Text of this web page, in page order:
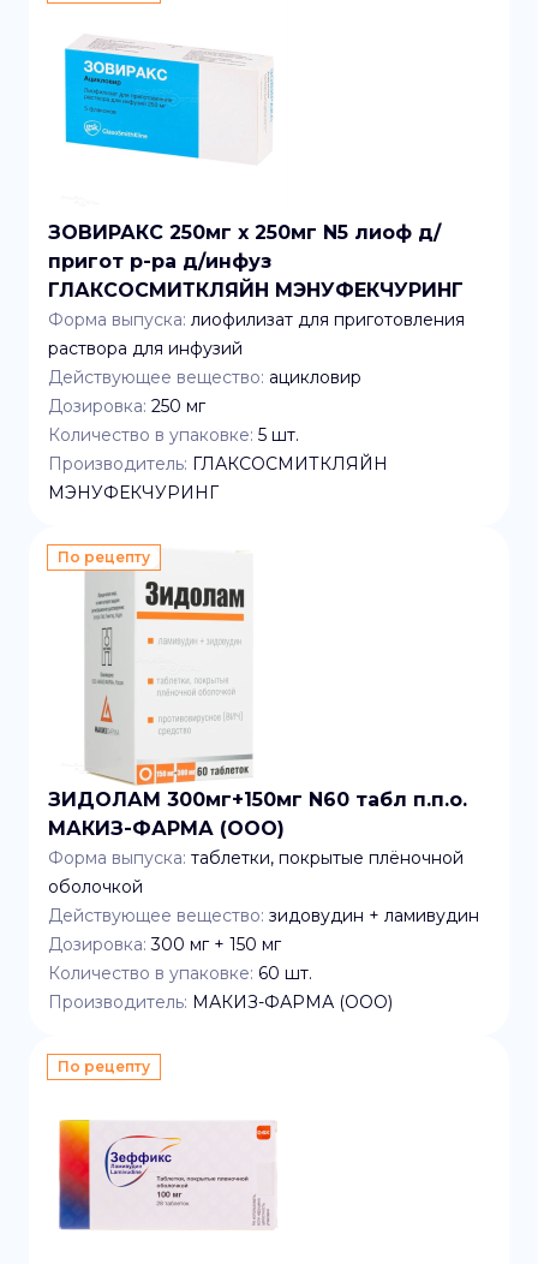
ЗОВИРАКС 250мг x 250мг N5 лиоф д/
пригот р-ра д/инфуз
ГЛАКСОСМИТКЛЯЙН МЭНУФЕКЧУРИНГ
Форма выпуска: лиофилизат для приготовления
раствора для инфузий
Действующее вещество: ацикловир
Дозировка: 250 мг
Количество в упаковке: 5 шт.
Производитель: ГЛАКСОСМИТКЛЯЙН
МЭНУФЕКЧУРИНГ
По рецепту
ЗИДОЛАМ 300мг+150мг N60 табл п.п.о.
МАКИЗ-ФАРМА (ООО)
Форма выпуска: таблетки, покрытые плёночной
оболочкой
Действующее вещество: зидовудин + ламивудин
Дозировка: 300 мг + 150 мг
Количество в упаковке: 60 шт.
Производитель: МАКИЗ-ФАРМА (ООО)
По рецепту